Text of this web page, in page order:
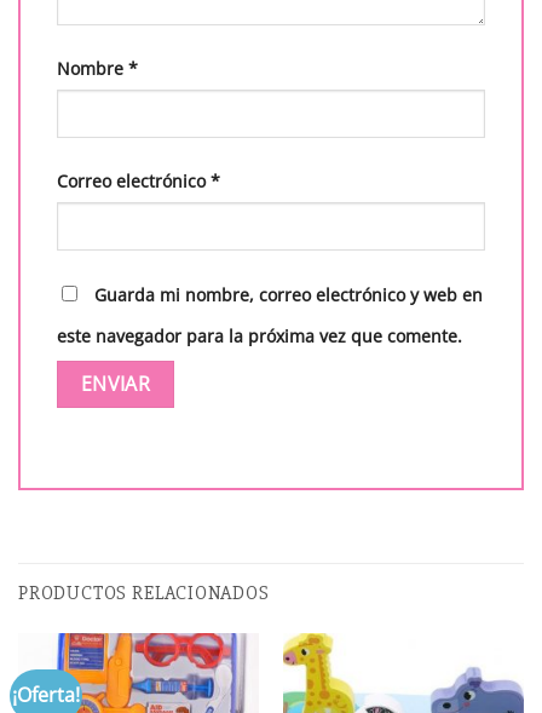
Nombre *
Correo electrónico*
Guarda mi nombre, correo electrónico y web en
este navegador para la próxima vez que comente.
PRODUCTOS RELACIONADOS
¡Oferta!